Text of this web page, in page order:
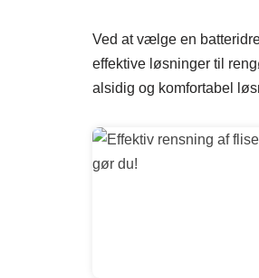
Ved at vælge en
effektive løsninger til
alsidig og komfortabel